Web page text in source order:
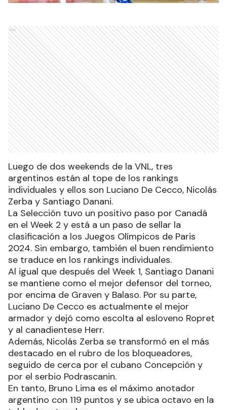
Ads
Luego de dos weekends de la VNL, tres
argentinos están al tope de los rankings
individuales y ellos son Luciano De Cecco, Nicolás
Zerba y Santiago Danani.
La Selección tuvo un positivo paso por Canadá
en el Week 2 y está a un paso de sellar la
clasificación a los Juegos Olímpicos de Paris
2024. Sin embargo, también el buen rendimiento
se traduce en los rankings individuales.
Al igual que después del Week 1, Santiago Danani
se mantiene como el mejor defensor del torneo,
por encima de Graven y Balaso. Por su parte,
Luciano De Cecco es actualmente el mejor
armador y dejó como escolta al esloveno Ropret
y al canadientese Herr.
Además, Nicolás Zerba se transformó en el más
destacado en el rubro de los bloqueadores,
seguido de cerca por el cubano Concepción y
por el serbio Podrascanin.
En tanto, Bruno Lima es el máximo anotador
argentino con 119 puntos y se ubica octavo en la